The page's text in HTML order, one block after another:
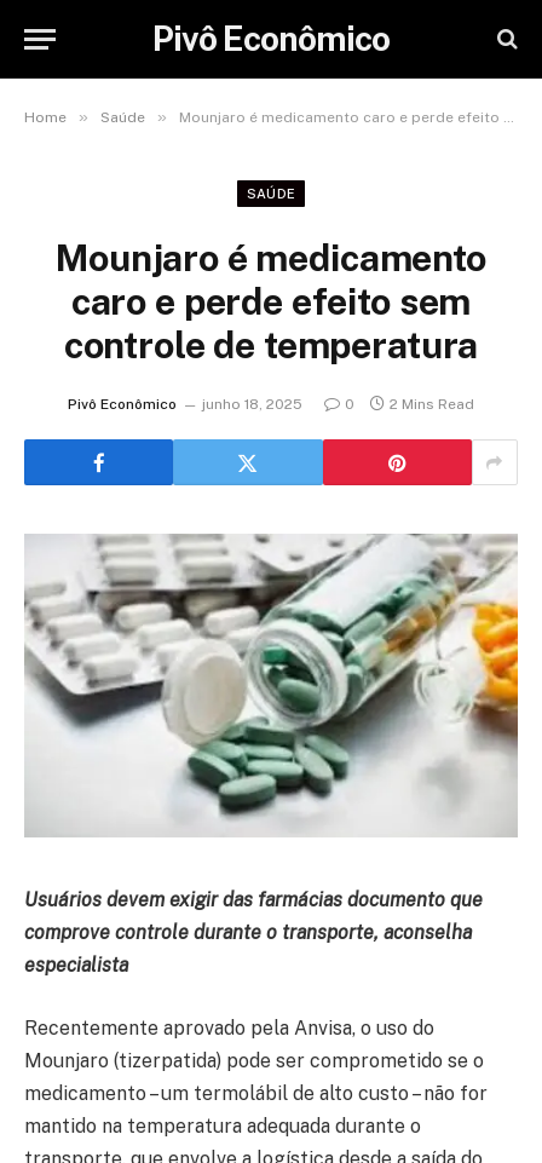
Pivô Econômico
Home » Saúde » Mounjaro é medicamento caro e perde efeito sem controle de temperatura
SAÚDE
Mounjaro é medicamento
caro e perde efeito sem
controle de temperatura
Pivô Econômico junho 18, 2025 0 2 Mins Read
Usuários devem exigir das farmácias documento que
comprove controle durante o transporte, aconselha
especialista
Recentemente aprovado pela Anvisa, o uso do
Mounjaro (tizerpatida) pode ser comprometido se o
medicamento – um termolábil de alto custo – não for
mantido na temperatura adequada durante o
transporte, que envolve a logística desde a saída do